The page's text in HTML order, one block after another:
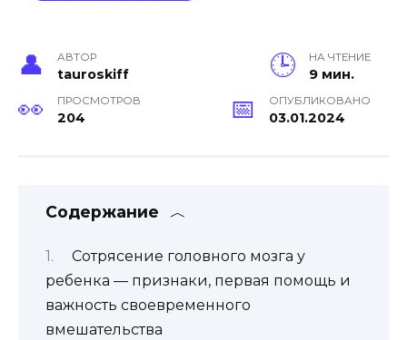
АВТОР
tauroskiff
НА ЧТЕНИЕ
9 мин.
ПРОСМОТРОВ
204
ОПУБЛИКОВАНО
03.01.2024
Содержание
Сотрясение головного мозга у
ребенка — признаки, первая помощь и
важность своевременного
вмешательства